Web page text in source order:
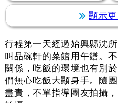
顯示
行程第一天經過始興縣沈
叫品碗軒的菜館用午饍。
關係，吃飯的環境也有別
們無心吃飯大顯身手。隨
盡責，不單指導團友拍攝